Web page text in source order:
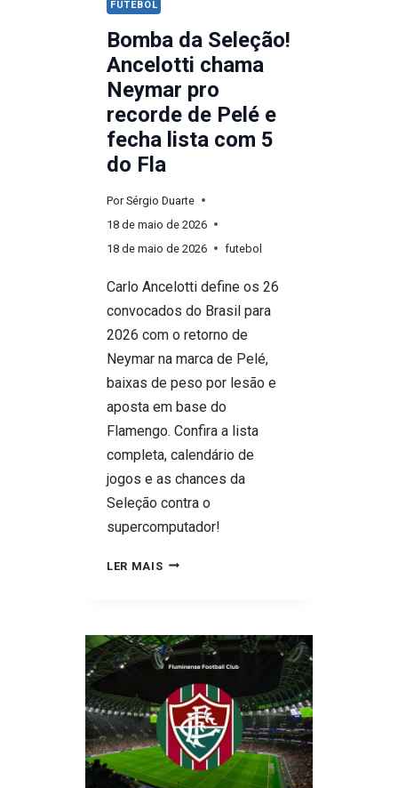
FUTEBOL
Bomba da Seleção!
Ancelotti chama
Neymar pro
recorde de Pelé e
fecha lista com 5
do Fla
Por Sérgio Duarte
18 de maio de 2026
18 de maio de 2026
futebol
Carlo Ancelotti define os 26
convocados do Brasil para
2026 com o retorno de
Neymar na marca de Pelé,
baixas de peso por lesão e
aposta em base do
Flamengo. Confira a lista
completa, calendário de
jogos e as chances da
Seleção contra o
supercomputador!
LER MAISBOMBA
ANCELOTTI
CHAMA
NEYMAR
PRO
RECORDE
DE
PELÉ